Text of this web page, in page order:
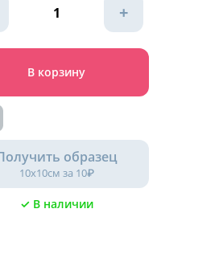
+
В корзину
образец
10х10см за 10₽
✓ В наличии